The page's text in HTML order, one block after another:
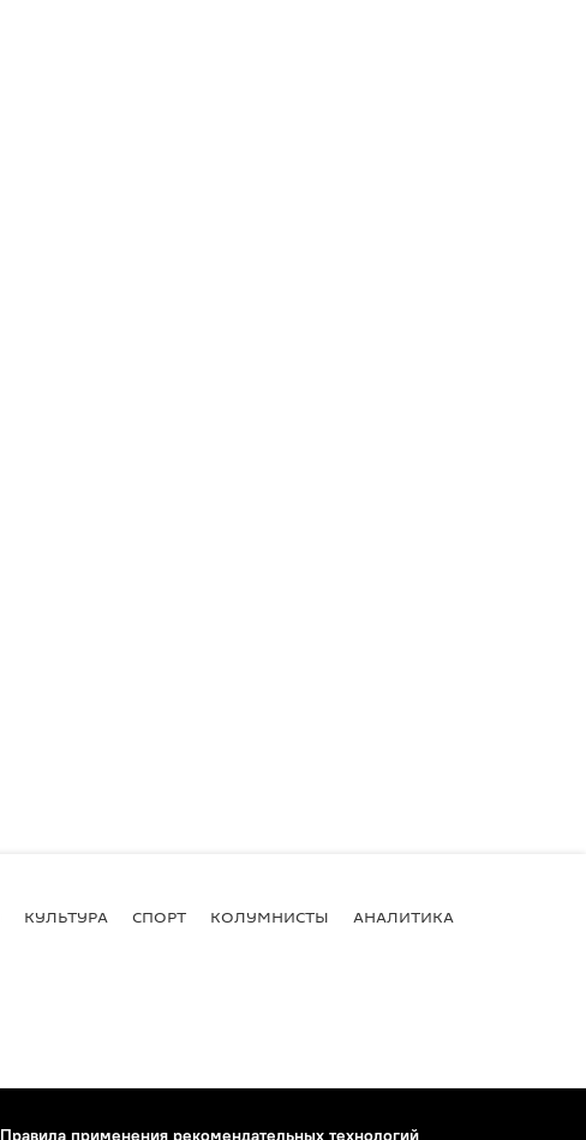
КУЛЬТУРА СПОРТ КОЛУМНИСТЫ АНАЛИТИКА
Правила применения рекомендательных технологий